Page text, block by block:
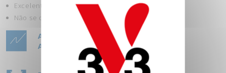
Excelente aderência.
Não se descola, não racha e não se descasca.
ASPETO:
ACETINADO